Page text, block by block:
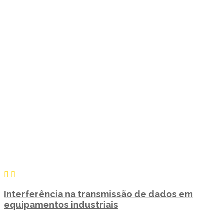
Interferência na transmissão de dados em
equipamentos industriais